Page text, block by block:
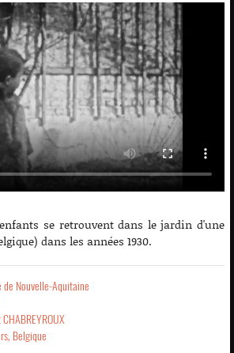
se retrouvent dans le jardin d'une
dans les années 1930.
de Nouvelle-Aquitaine
Belgique